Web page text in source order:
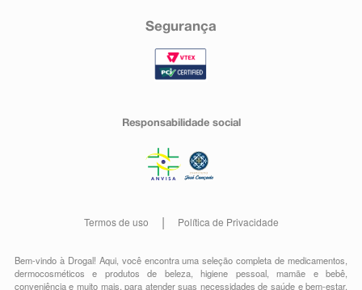
Segurança
Responsabilidade social
Termos de uso Política de Privacidade
Bem-vindo à Drogal! Aqui, você encontra uma seleção completa demedicamentos
dermocosméticos e produtos de beleza,higiene pessoal,mamãe e bebê
conveniênciae muito mais, para atender suas necessidades de saúde e bem-estar.